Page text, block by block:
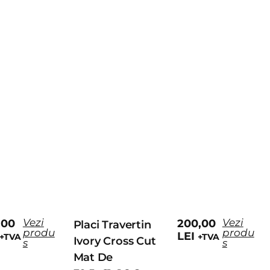
Vezi
produ
s
Placi Travertin
Ivory Cross Cut
Mat De
200,00
LEI +TVA
Vezi
produ
s